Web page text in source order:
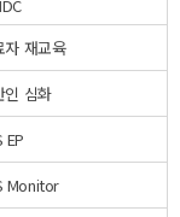
자 재교육
인 심화
EP
Monitor